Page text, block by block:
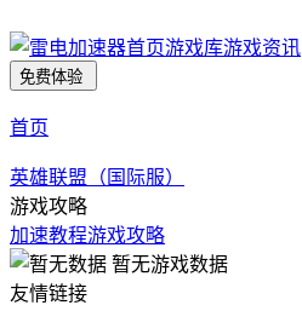
首页游戏库游戏资讯
免费体验
首页
英雄联盟（国际服）
游戏攻略
加速教程游戏攻略
暂无游戏数据
友情链接